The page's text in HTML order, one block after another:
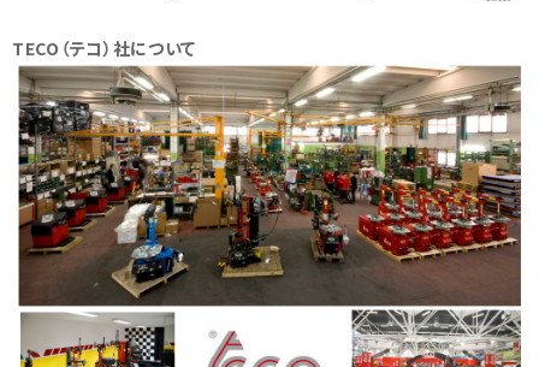
TECO（テコ）社について